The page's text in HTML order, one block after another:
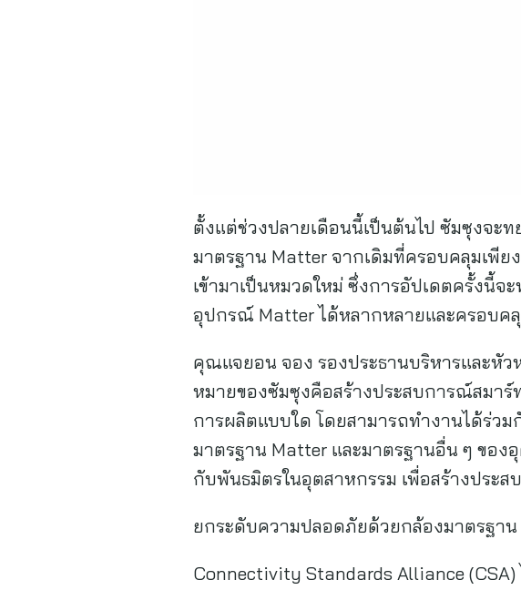
ตั้งแต่ช่วงปลายเดือนนี้เป็นต้นไป ซัมซุงจะ
มาตรฐาน Matter จากเดิมที่ครอบคลุมเพีย
เข้ามาเป็นหมวดใหม่ ซึ่งการอัปเดตครั้งนี้จ
อุปกรณ์ Matter ได้หลากหลายและครอบค
คุณแจยอน จอง รองประธานบริหารและหั
หมายของซัมซุงคือสร้างประสบการณ์สมา
การผลิตแบบใด โดยสามารถทำงานได้ร่ว
มาตรฐาน Matter และมาตรฐานอื่น ๆ ของ
กับพันธมิตรในอุตสาหกรรม เพื่อสร้างประส
ยกระดับความปลอดภัยด้วยกล้องมาตรฐาน
Connectivity Standards Alliance